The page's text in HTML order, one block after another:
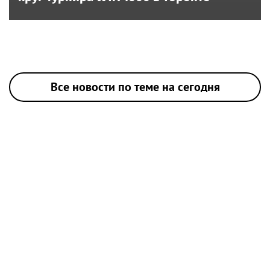
Все новости по теме на сегодня